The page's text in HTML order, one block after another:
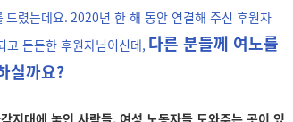
드렸는데요. 2020년 한 해 동안 연결해 주신 후원자
고 든든한 후원자님이신데, 다른 분들께 여노를
실까요?
지대에 놓인 사람들, 여성 노동자들 도와주는 곳이 있